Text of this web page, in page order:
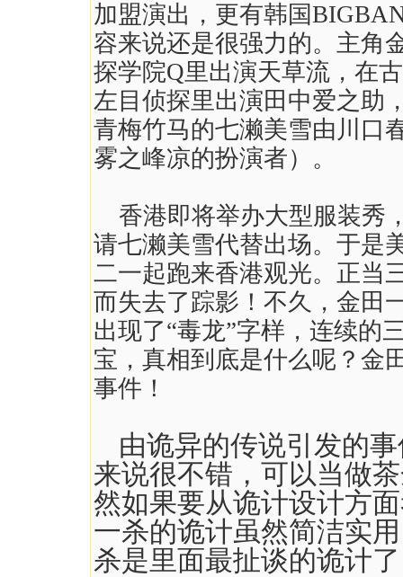
加盟演出，更有韩国
容来说还是很强力的。主角
探学院Q里出演天草流，在
左目侦探里出演田中爱之助
青梅竹马的七濑美雪由川口
雾之峰凉的扮演者）。
香港即将举办大型服装秀
请七濑美雪代替出场。于是
二一起跑来香港观光。正当
而失去了踪影！不久，金田
出现了“毒龙”字样 ，连续的
宝，真相到底是什么呢？金
事件！
由诡异的传说引发的
来说很不错，可以当做
然如果要从诡计设计方
一杀的诡计虽然简洁实
杀是里面最扯谈的诡计